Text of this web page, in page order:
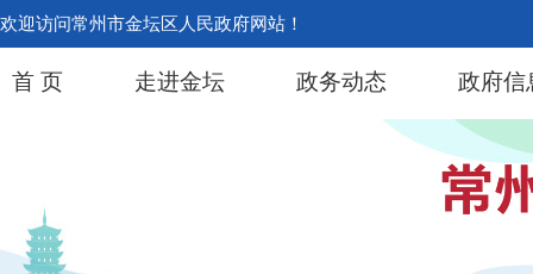
欢迎访问常州市金坛区人民政府网站！
首 页 走进金坛 政务动态 政府信